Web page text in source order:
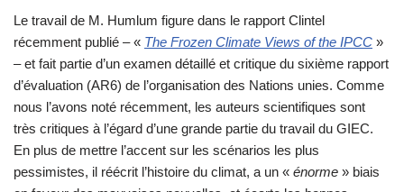
Le travail de M. Humlum figure dans le rapport Clintel
récemment publié – « The Frozen Climate Views of the IPCC »
–et fait partie d’un examen détaillé et critique du sixième rapport
d’évaluation (AR6) de l’organisation des Nations unies. Comme
nous l’avons noté récemment, les auteurs scientifiques sont
très critiques à l’égard d’une grande partie du travail du GIEC.
En plus de mettre l’accent sur les scénarios les plus
pessimistes, il réécrit l’histoire du climat, a un « énorme » biais